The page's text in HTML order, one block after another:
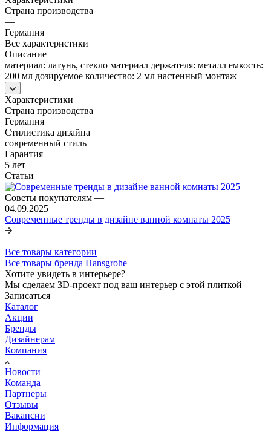
Страна производства
—
Германия
Все характеристики
Описание
материал: латунь, стекло материал держателя: металл емкость:
200 мл дозируемое количество: 2 мл настенный монтаж
Характеристики
Страна производства
Германия
Стилистика дизайна
современный стиль
Гарантия
5 лет
Статьи
Советы покупателям —
04.09.2025
Современные тренды в дизайне ванной комнаты 2025
Все товары категории
Все товары бренда Hansgrohe
Хотите увидеть в интерьере?
Мы сделаем 3D-проект под ваш интерьер с этой плиткой
Записаться
Каталог
Акции
Бренды
Дизайнерам
Компания
Новости
Команда
Партнеры
Отзывы
Вакансии
Информация